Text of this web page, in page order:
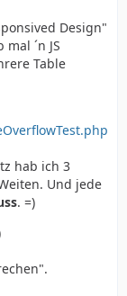
Design"
´n JS
Table
hab ich 3
Und jede
. =)